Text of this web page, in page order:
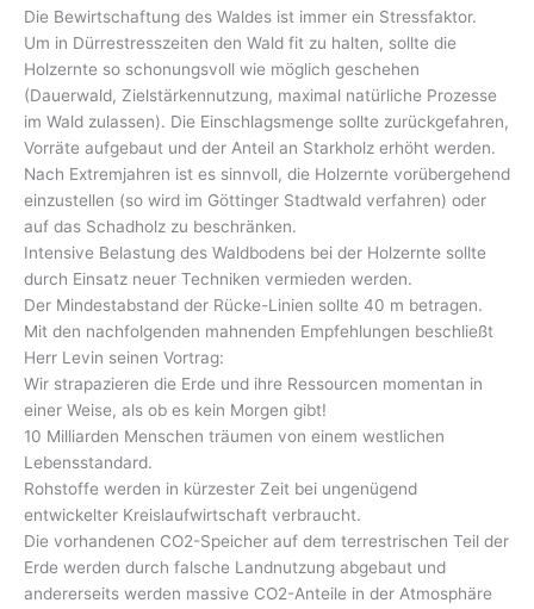
Die Bewirtschaftung des Waldes ist immer ein Stressfaktor.
Um in Dürrestresszeiten den Wald fit zu halten, sollte die
Holzernte so schonungsvoll wie möglich geschehen
(Dauerwald, Zielstärkennutzung, maximal natürliche Prozesse
im Wald zulassen). Die Einschlagsmenge sollte zurückgefahren,
Vorräte aufgebaut und der Anteil an Starkholz erhöht werden.
Nach Extremjahren ist es sinnvoll, die Holzernte vorübergehend
einzustellen (so wird im Göttinger Stadtwald verfahren) oder
auf das Schadholz zu beschränken.
Intensive Belastung des Waldbodens bei der Holzernte sollte
durch Einsatz neuer Techniken vermieden werden.
Der Mindestabstand der Rücke-Linien sollte 40 m betragen.
Mit den nachfolgenden mahnenden Empfehlungen beschließt
Herr Levin seinen Vortrag:
Wir strapazieren die Erde und ihre Ressourcen momentan in
einer Weise, als ob es kein Morgen gibt!
10 Milliarden Menschen träumen von einem westlichen
Lebensstandard.
Rohstoffe werden in kürzester Zeit bei ungenügend
entwickelter Kreislaufwirtschaft verbraucht.
Die vorhandenen CO2-Speicher auf dem terrestrischen Teil der
Erde werden durch falsche Landnutzung abgebaut und
andererseits werden massive CO2-Anteile in der Atmosphäre